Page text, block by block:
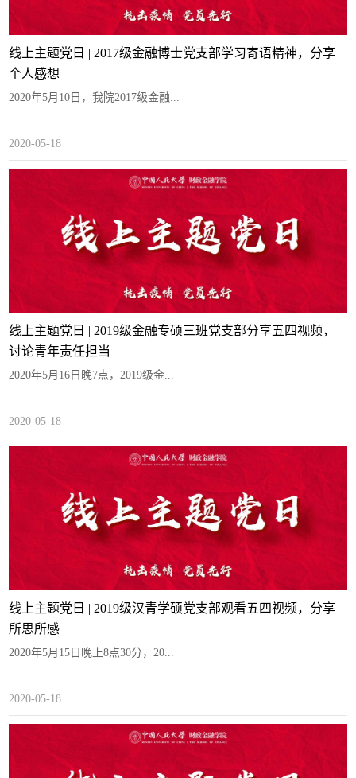
线上主题党日 | 2017级金融博士党支部学习寄语精神，分享
个人感想
2020年5月10日，我院2017级金融...
2020-05-18
线上主题党日 | 2019级金融专硕三班党支部分享五四视频，
讨论青年责任担当
2020年5月16日晚7点，2019级金...
2020-05-18
线上主题党日 | 2019级汉青学硕党支部观看五四视频，分享
所思所感
2020年5月15日晚上8点30分，20...
2020-05-18